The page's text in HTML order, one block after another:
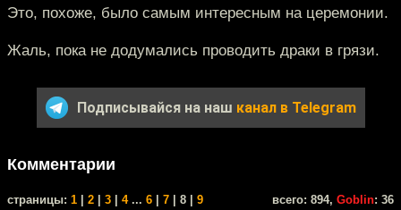
Это, похоже, было самым интересным на церемонии.
Жаль, пока не додумались проводить драки в грязи.
Подписывайся на наш канал в Telegram
Комментарии
cтраницы: 1 2 3 4... 6 7 | 8 | 9 всего: 894, Goblin: 36